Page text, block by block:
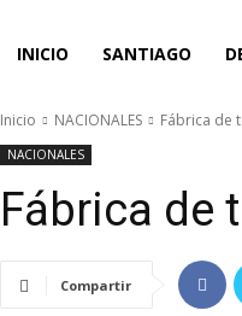
INICIO SANTIAGO
Inicio NACIONALES Fábrica de
NACIONALES
Fábrica de
Compartir